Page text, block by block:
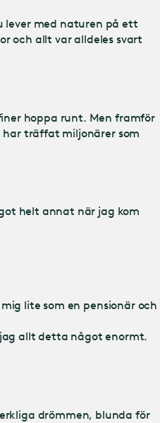
lever med naturen på ett
och allt var alldeles svart
hoppa runt. Men framför
träffat miljonärer som
helt annat när jag kom
lite som en pensionär och
jag allt detta något enormt.
drömmen, blunda för